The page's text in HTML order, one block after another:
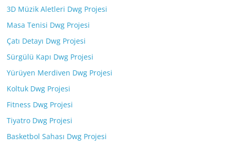
3D Müzik Aletleri Dwg Projesi
Masa Tenisi Dwg Projesi
Çatı Detayı Dwg Projesi
Sürgülü Kapı Dwg Projesi
Yürüyen Merdiven Dwg Projesi
Koltuk Dwg Projesi
Fitness Dwg Projesi
Tiyatro Dwg Projesi
Basketbol Sahası Dwg Projesi